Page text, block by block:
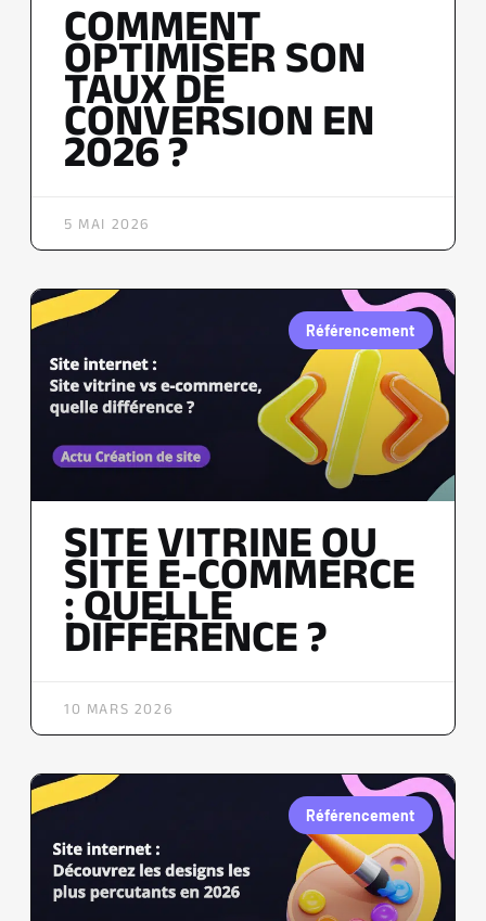
COMMENT
OPTIMISER SON
TAUX DE
CONVERSION EN
2026 ?
5 MAI 2026
Référencement
SITE VITRINE OU
SITE E-COMMERCE
: QUELLE
DIFFÉRENCE ?
10 MARS 2026
Référencement